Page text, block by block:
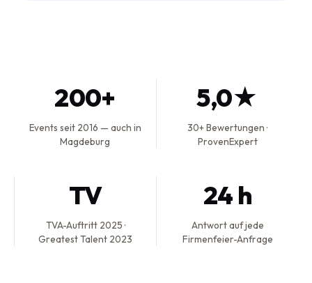
200+
Events seit 2016 — auch in
Magdeburg
5,0★
30+ Bewertungen ·
ProvenExpert
TV
TVA-Auftritt 2025 ·
Greatest Talent 2023
24 h
Antwort auf jede
Firmenfeier-Anfrage